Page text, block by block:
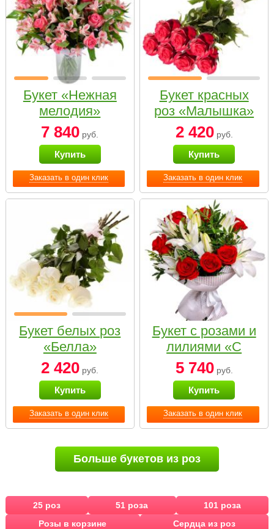
Заказать в один клик
Букет «Нежная
мелодия»
7 840 руб.
Купить
Заказать в один клик
Букет красных
роз «Малышка»
2 420руб.
Купить
Заказать в один клик
Букет белых роз
«Белла»
2 420 руб.
Купить
Заказать в один клик
Букет с розами и
лилиями «С
наилучшими
пожеланиями»
5 740руб.
Купить
Больше букетов из роз
25 роз 51 роза
101 роза
Розы в корзине
Сердца из роз